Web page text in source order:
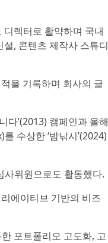
렉터로 활약하며 국내
, 콘텐츠 제작사 스튜디
을 기록하며 회사의 글
다’(2013) 캠페인과 올해
수상한 ‘밤낚시’(2024)
사위원으로도 활동했다.
에이티브 기반의 비즈
포트폴리오 고도화, 고